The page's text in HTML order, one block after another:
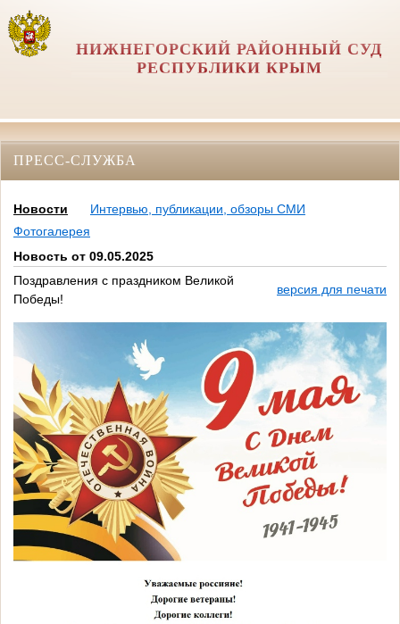
НИЖНЕГОРСКИЙ РАЙОННЫЙ СУД
РЕСПУБЛИКИ КРЫМ
ПРЕСС-СЛУЖБА
Новости
Интервью, публикации, обзоры СМИ
Фотогалерея
Новость от 09.05.2025
Поздравления с праздником Великой
Победы!
версия для печати